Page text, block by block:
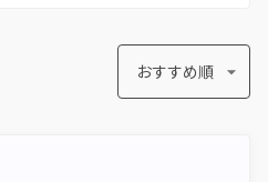
おすすめ順